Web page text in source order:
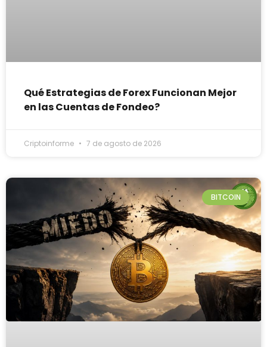
Qué Estrategias de Forex Funcionan Mejor
en las Cuentas de Fondeo?
Criptoinforme 7 de agosto de 2026
BITCOIN